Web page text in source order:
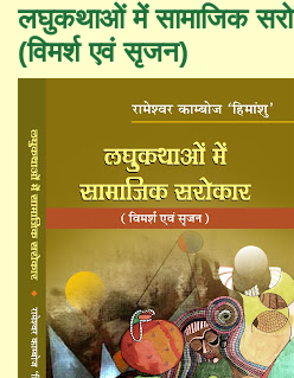
लघुकथाओं में सामाजिक
(विमर्श एवं सृजन)